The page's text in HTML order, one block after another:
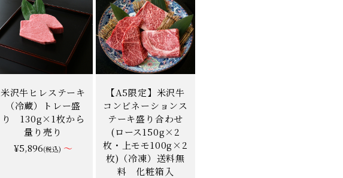
米沢牛ヒレステーキ
（冷蔵）トレー盛
り 130g×1枚から
量り売り
¥5,896(税込) ～
【A5限定】米沢牛
コンビネーションス
テーキ盛り合わせ
(ロース150g×2
枚・上モモ100g×2
枚)（冷凍）送料無
料 化粧箱入